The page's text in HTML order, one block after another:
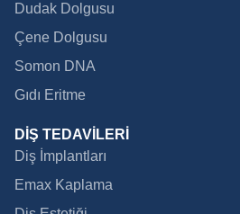
Dudak Dolgusu
Çene Dolgusu
Somon DNA
Gıdı Eritme
DİŞ TEDAVİLERİ
Diş İmplantları
Emax Kaplama